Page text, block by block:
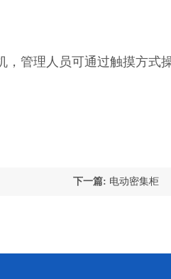
，管理人员可通过触摸方式
下一篇: 电动密集柜